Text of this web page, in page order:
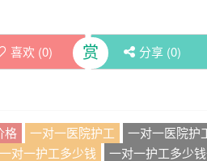
喜欢 (0) 赏 分享 (0)
格 一对一医院护工 一对一医院护
一对一护工多少钱 一对一护工多少